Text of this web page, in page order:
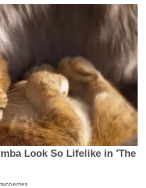
Look So Lifelike in 'The